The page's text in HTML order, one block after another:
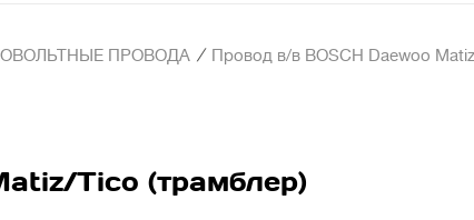
ПРОВОДА / Провод в/в BOSCH Daewoo
Tico (трамблер)